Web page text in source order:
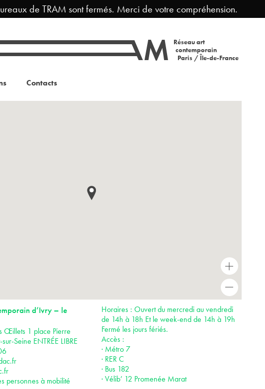
de TRAM sont fermés. Merci de votre compréhension.
Réseau art
contemporain
Paris / Île-de-France
Contacts
+
d’Ivry – le
Œillets 1 place Pierre
Seine ENTRÉE LIBRE
personnes à mobilité
Horaires : Ouvert du mercredi au vendredi
de 14h à 18h Et le week-end de 14h à 19h
Fermé les jours fériés.
Accès :
· Métro 7
· RER C
· Bus 182
· Vélib’ 12 Promenée Marat